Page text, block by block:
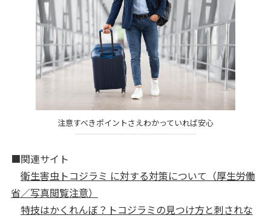
注意すべきポイントさえわかっていれば安心
■関連サイト
衛生害虫トコジラミ に対する対策について（厚生労働
省／写真閲覧注意）
特技はかくれんぼ？トコジラミの見つけ方と刺されな